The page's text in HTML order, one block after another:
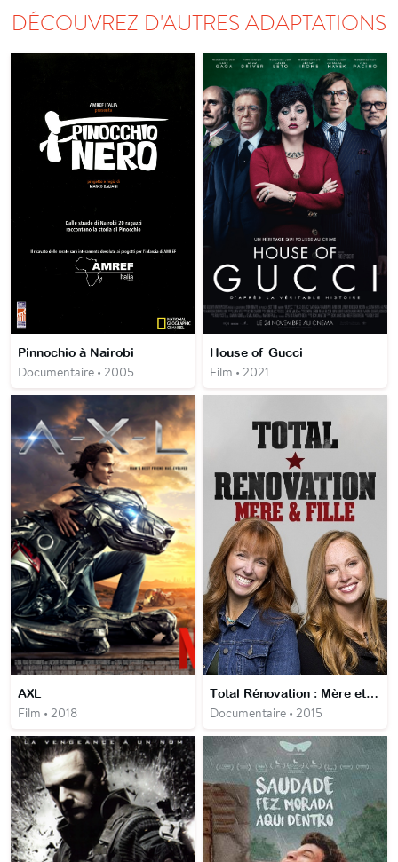
DÉCOUVREZ D'AUTRES ADAPTATIONS
Pinnochio à Nairobi
Documentaire • 2005
House of Gucci
Film • 2021
AXL
Film • 2018
Total Rénovation : Mère et fille
Documentaire • 2015